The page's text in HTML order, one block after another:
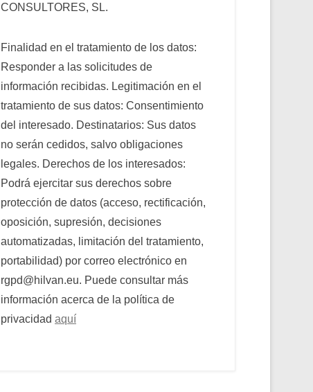
CONSULTORES, SL.
Finalidad en el tratamiento de los datos:
Responder a las solicitudes de
información recibidas. Legitimación en el
tratamiento de sus datos: Consentimiento
del interesado. Destinatarios: Sus datos
no serán cedidos, salvo obligaciones
legales. Derechos de los interesados:
Podrá ejercitar sus derechos sobre
protección de datos (acceso, rectificación,
oposición, supresión, decisiones
automatizadas, limitación del tratamiento,
portabilidad) por correo electrónico en
rgpd@hilvan.eu. Puede consultar más
información acerca de la política de
privacidad aquí